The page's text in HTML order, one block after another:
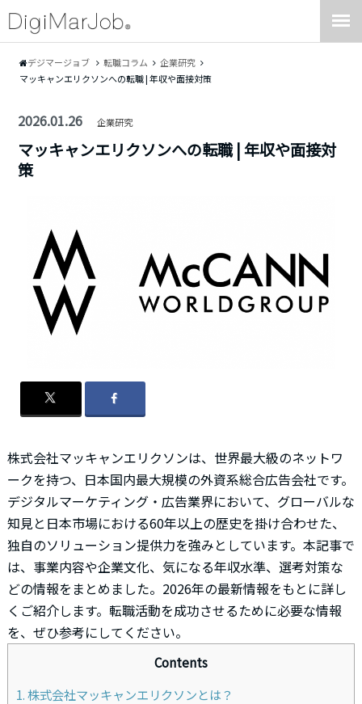
デジマージョブ 転職コラム
企業研究
マッキャンエリクソンへの転職 | 年収や面接対策
2026.01.26 企業研究
マッキャンエリクソンへの転職 | 年収や面接対
策
株式会社マッキャンエリクソンは、世界最大級のネットワ
ークを持つ、日本国内最大規模の外資系総合広告会社です。
デジタルマーケティング・広告業界において、グローバルな
知見と日本市場における60年以上の歴史を掛け合わせた、
独自のソリューション提供力を強みとしています。本記事で
は、事業内容や企業文化、気になる年収水準、選考対策な
どの情報をまとめました。2026年の最新情報をもとに詳し
くご紹介します。転職活動を成功させるために必要な情報
を、ぜひ参考にしてください。
Contents
1. 株式会社マッキャンエリクソンとは？